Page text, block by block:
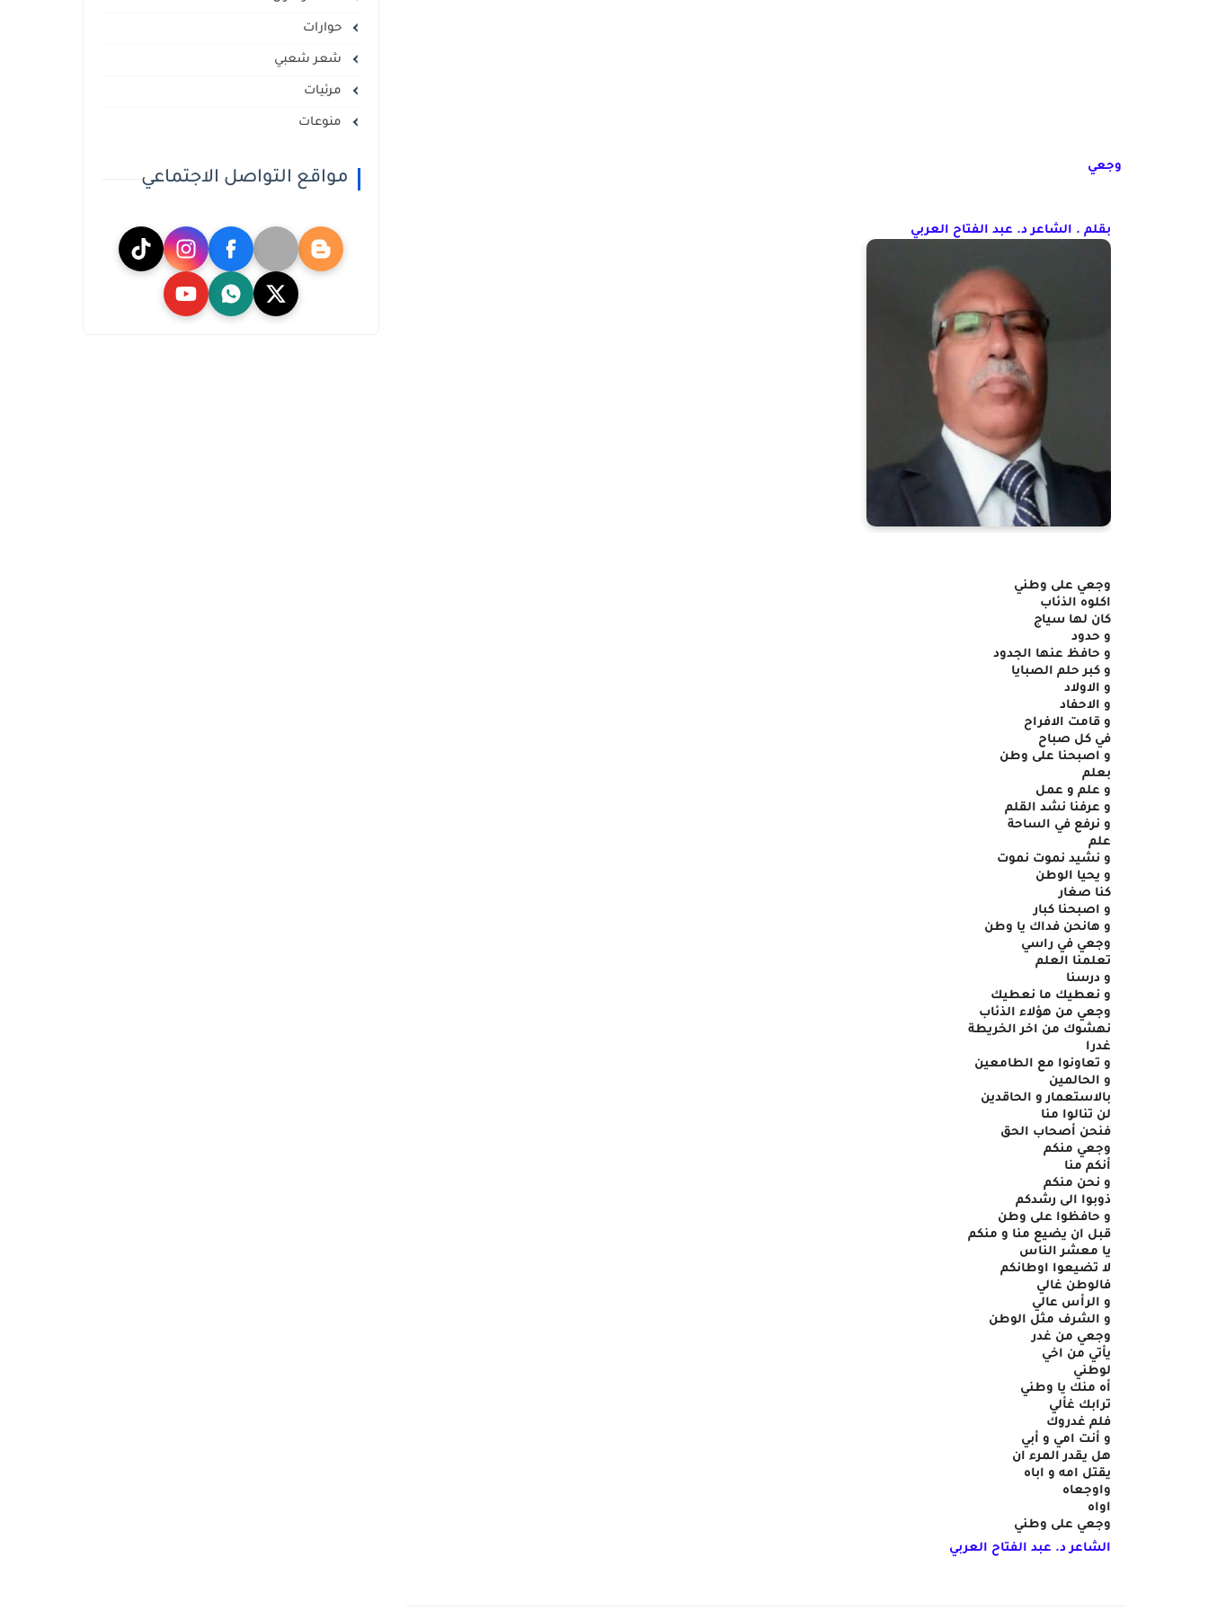
وجعي
بقلم . الشاعر د. عبد الفتاح العربي
وجعي على وطني
اكلوه الذئاب
كان لها سياج
و حدود
و حافظ عنها الجدود
و كبر حلم الصبايا
و الاولاد
و الاحفاد
و قامت الافراح
في كل صباح
و اصبحنا على وطن
بعلم
و علم و عمل
و عرفنا نشد القلم
و نرفع في الساحة
علم
و نشيد نموت نموت
و يحيا الوطن
كنا صغار
و اصبحنا كبار
و هانحن فداك يا وطن
وجعي في راسي
تعلمنا العلم
و درسنا
و نعطيك ما نعطيك
وجعي من هؤلاء الذئاب
نهشوك من اخر الخريطة
غدرا
و تعاونوا مع الطامعين
و الحالمين
بالاستعمار و الحاقدين
لن تنالوا منا
فنحن أصحاب الحق
وجعي منكم
أنكم منا
و نحن منكم
ذوبوا الى رشدكم
و حافظوا على وطن
قبل ان يضيع منا و منكم
يا معشر الناس
لا تضيعوا اوطانكم
فالوطن غالي
و الرأس عالي
و الشرف مثل الوطن
وجعي من غدر
يأتي من اخي
لوطني
أه منك يا وطني
ترابك غألي
فلم غدروك
و أنت امي و أبي
هل يقدر المرء ان
يقتل امه و اباه
واوجعاه
اواه
وجعي على وطني
الشاعر د. عبد الفتاح العربي
حوارات
شعر شعبي
مرئيات
منوعات
مواقع التواصل الاجتماعي